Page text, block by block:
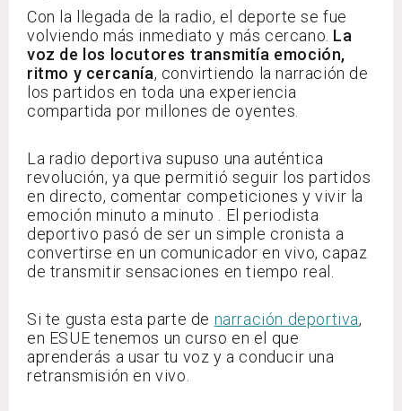
Con la llegada de la radio, el deporte se fue
volviendo más inmediato y más cercano. La
voz de los locutores transmitía emoción,
ritmo y cercanía, convirtiendo la narración de
los partidos en toda una experiencia
compartida por millones de oyentes.
La radio deportiva supuso una auténtica
revolución, ya que permitió seguir los partidos
en directo, comentar competiciones y vivir la
emoción minuto a minuto . El periodista
deportivo pasó de ser un simple cronista a
convertirse en un comunicador en vivo, capaz
de transmitir sensaciones en tiempo real.
Si te gusta esta parte de narración deportiva,
en ESUE tenemos un curso en el que
aprenderás a usar tu voz y a conducir una
retransmisión en vivo.